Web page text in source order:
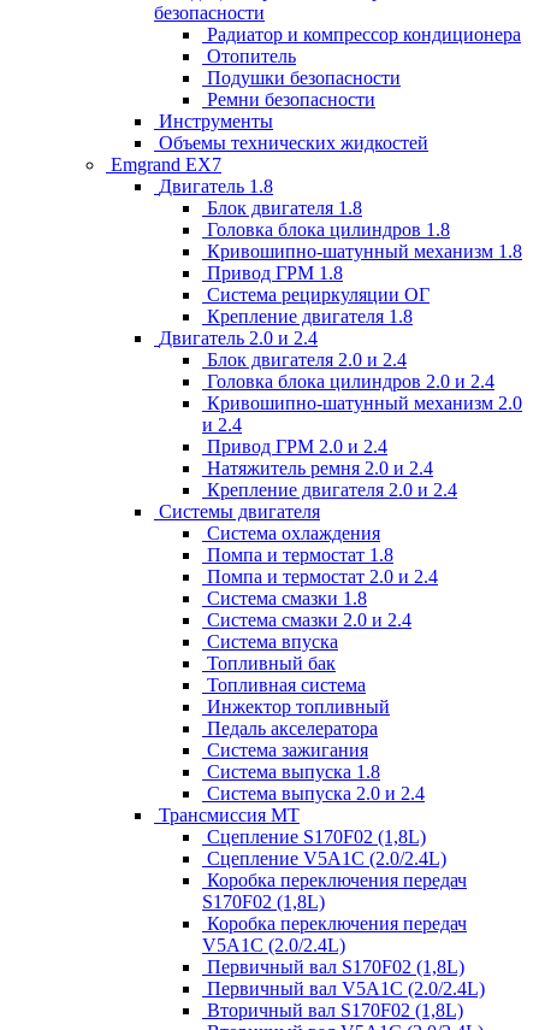
безопасности
Радиатор и компрессор кондиционера
Отопитель
Подушки безопасности
Ремни безопасности
Инструменты
Объемы технических жидкостей
Emgrand EX7
Двигатель 1.8
Блок двигателя 1.8
Головка блока цилиндров 1.8
Кривошипно-шатунный механизм 1.8
Привод ГРМ 1.8
Система рециркуляции ОГ
Крепление двигателя 1.8
Двигатель 2.0 и 2.4
Блок двигателя 2.0 и 2.4
Головка блока цилиндров 2.0 и 2.4
Кривошипно-шатунный механизм 2.0
и 2.4
Привод ГРМ 2.0 и 2.4
Натяжитель ремня 2.0 и 2.4
Крепление двигателя 2.0 и 2.4
Системы двигателя
Система охлаждения
Помпа и термостат 1.8
Помпа и термостат 2.0 и 2.4
Система смазки 1.8
Система смазки 2.0 и 2.4
Система впуска
Топливный бак
Топливная система
Инжектор топливный
Педаль акселератора
Система зажигания
Система выпуска 1.8
Система выпуска 2.0 и 2.4
Трансмиссия МТ
Сцепление S170F02 (1,8L)
Сцепление V5A1C (2.0/2.4L)
Коробка переключения передач
S170F02 (1,8L)
Коробка переключения передач
V5A1C (2.0/2.4L)
Первичный вал S170F02 (1,8L)
Первичный вал V5A1C (2.0/2.4L)
Вторичный вал S170F02 (1,8L)